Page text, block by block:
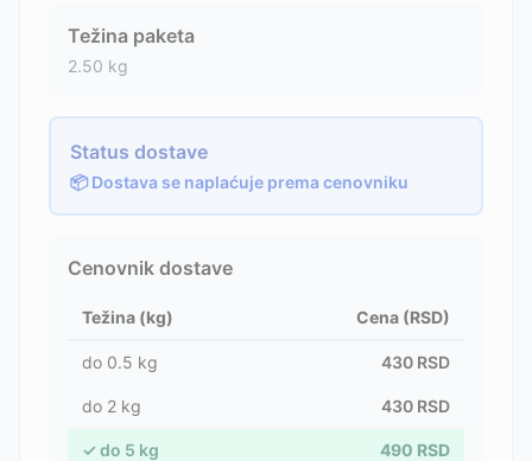
Težina paketa
2.50 kg
Status dostave
📦 Dostava se naplaćuje prema cenovniku
Cenovnik dostave
Težina (kg) Cena (RSD)
do 0.5 kg 430 RSD
do 2 kg 430 RSD
✓ do 5 kg 490 RSD